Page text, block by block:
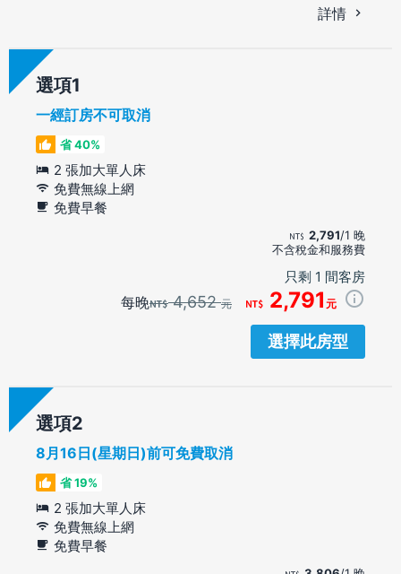
詳情
選項
一經訂房不可取消
省 40%
2 張加大單人床
免費無線上網
免費早餐
2,791/1 晚
不含稅金和服務費
只剩 1 間客房
每晚 4,652元 2,791 元
選擇此房型
選項
8月16日(星期日)前可免費取消
省 19%
2 張加大單人床
免費無線上網
免費早餐